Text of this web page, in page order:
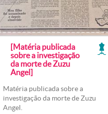
[Matéria publicada
sobre a investigação
da morte de Zuzu
Angel]
Matéria publicada sobre a
investigação da morte de Zuzu
Angel.